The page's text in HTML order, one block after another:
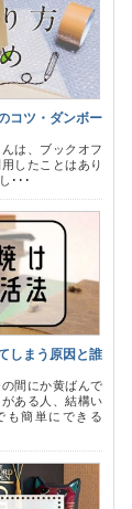
コツ・ダンボー
は、ブックオフ
したことはあり
･･･
しまう原因と誰
間にか黄ばんで
ある人、結構い
も簡単にできる